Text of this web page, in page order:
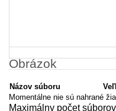
Obrázok
Názov súboru
Momentálne nie sú nahrané
Maximálny počet